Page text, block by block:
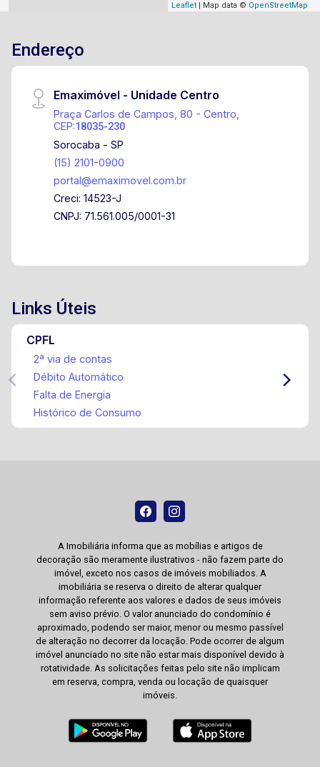
Leaflet | Map data © OpenStreetMap
Endereço
Emaximóvel - Unidade Centro
Praça Carlos de Campos, 80 - Centro,
CEP:18035-230
Sorocaba - SP
(15) 2101-0900
portal@emaximovel.com.br
Creci: 14523-J
CNPJ: 71.561.005/0001-31
Links Úteis
CPFL
2ª via de contas
Débito Automático
Falta de Energia
Histórico de Consumo
A Imobiliária informa que as mobílias e artigos de
decoração são meramente ilustrativos - não fazem parte do
imóvel, exceto nos casos de imóveis mobiliados. A
imobiliária se reserva o direito de alterar qualquer
informação referente aos valores e dados de seus imóveis
sem aviso prévio. O valor anunciado do condomínio é
aproximado, podendo ser maior, menor ou mesmo passível
de alteração no decorrer da locação. Pode ocorrer de algum
imóvel anunciado no site não estar mais disponível devido à
rotatividade. As solicitações feitas pelo site não implicam
em reserva, compra, venda ou locação de quaisquer
imóveis.